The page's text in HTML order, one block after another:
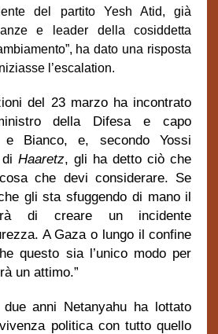
del partito Yesh Atid, già
e leader della cosiddetta
ha dato una risposta
l’escalation.
del 23 marzo ha incontrato
della Difesae capo
e Bianco, e, secondo Yossi
Haaretz, gli ha detto ciò che
che devi considerare. Se
gli sta sfuggendo di mano il
di creare un incidente
A Gaza o lungo il confine
questo sia l’unico modo per
un attimo.”
anni Netanyahu ha lottato
politica con tutto quello